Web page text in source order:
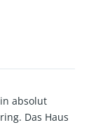
absolut
Das Haus